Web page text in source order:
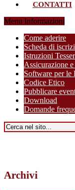
CONTATTI
Menu Informazioni
Come aderire
Scheda di
Istruzioni
Assicurazione
Software per le
Codice Etico
Pubblicare
Download
Domande
Archivi